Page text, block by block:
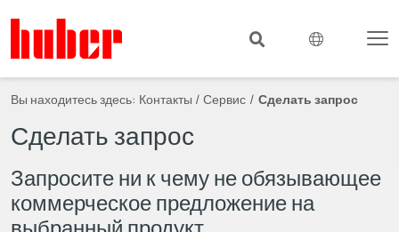
Вы находитесь здесь: Контакты / Сервис Сделать запрос
Сделать запрос
Запросите ни к чему не обязывающее
коммерческое предложение на